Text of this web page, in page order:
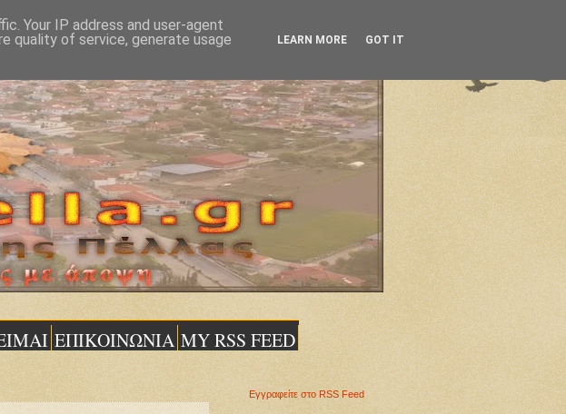
ΕΠΙΚΟΙΝΩΝΙΑ MY RSS FEED
Εγγραφείτε στο RSS Feed
Your IP address and user-agent
quality of service, generate usage
LEARN MORE GOT IT